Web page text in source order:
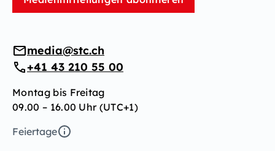
media@stc.ch
+41 43 210 55 00
Montag bis Freitag
09.00 – 16.00 Uhr (UTC+1)
Feiertage